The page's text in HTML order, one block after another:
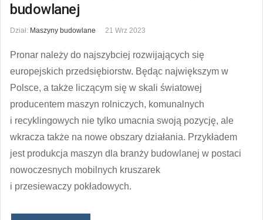
budowlanej
Dział: Maszyny budowlane 21 Wrz 2023
Pronar należy do najszybciej rozwijających się
europejskich przedsiębiorstw. Będąc największym w
Polsce, a także liczącym się w skali światowej
producentem maszyn rolniczych, komunalnych
i recyklingowych nie tylko umacnia swoją pozycję, ale
wkracza także na nowe obszary działania. Przykładem
jest produkcja maszyn dla branży budowlanej w postaci
nowoczesnych mobilnych kruszarek
i przesiewaczy pokładowych.